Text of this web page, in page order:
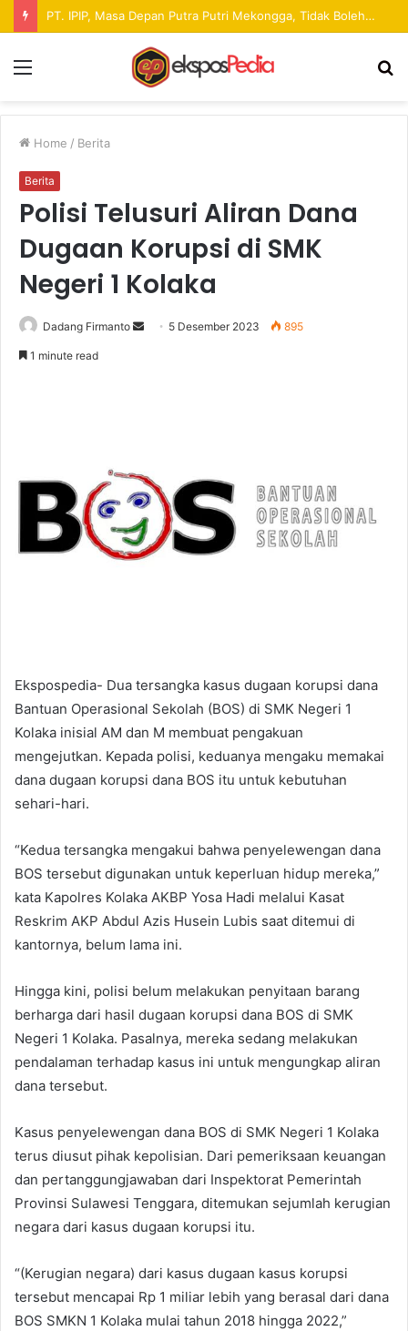
Pekan Raya ANTAM Hadirkan Ruang Promosi UMKM dan Hiburan bagi Masyarakat
Home / Berita
Berita
Polisi Telusuri Aliran Dana
Dugaan Korupsi di SMK
Negeri 1 Kolaka
Dadang Firmanto
m
a
i
l
5 Desember 2023 895
1 minute read
Ekspospedia- Dua tersangka kasus dugaan korupsi dana
Bantuan Operasional Sekolah (BOS) di SMK Negeri 1
Kolaka inisial AM dan M membuat pengakuan
mengejutkan. Kepada polisi, keduanya mengaku memakai
dana dugaan korupsi dana BOS itu untuk kebutuhan
sehari-hari.
“Kedua tersangka mengakui bahwa penyelewengan dana
BOS tersebut digunakan untuk keperluan hidup mereka,”
kata Kapolres Kolaka AKBP Yosa Hadi melalui Kasat
Reskrim AKP Abdul Azis Husein Lubis saat ditemui di
kantornya, belum lama ini.
Hingga kini, polisi belum melakukan penyitaan barang
berharga dari hasil dugaan korupsi dana BOS di SMK
Negeri 1 Kolaka. Pasalnya, mereka sedang melakukan
pendalaman terhadap kasus ini untuk mengungkap aliran
dana tersebut.
Kasus penyelewengan dana BOS di SMK Negeri 1 Kolaka
terus diusut pihak kepolisian. Dari pemeriksaan keuangan
dan pertanggungjawaban dari Inspektorat Pemerintah
Provinsi Sulawesi Tenggara, ditemukan sejumlah kerugian
negara dari kasus dugaan korupsi itu.
“(Kerugian negara) dari kasus dugaan kasus korupsi
tersebut mencapai Rp 1 miliar lebih yang berasal dari dana
BOS SMKN 1 Kolaka mulai tahun 2018 hingga 2022,”